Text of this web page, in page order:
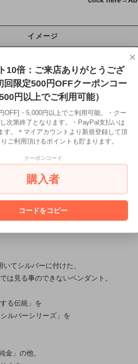
イメージ
技法を、現代の日常に寄り添うカタチへ。
自社工房にて制作を行う、
ンドメイドシルバーアクセサリーです。
シルバー
た、職人仕立てのシルバーペンダント
てシルバーに付けた、
は見る事のできないペンダント。
る伝統」を
ルバーシリーズ」を
金」の他、
×
10倍：ご来店ありがとうござ
回限定500円OFFクーポンコー
円以上でご利用可能）
OFF]・5,000円以上でご利用可能。・クー
次第終了となります。・PayPal支払いは
す。＊マイアカウントより新規登録して頂
ご利用頂けるポイントも貯まります。
クーポンコード
購入者
コードをコピー